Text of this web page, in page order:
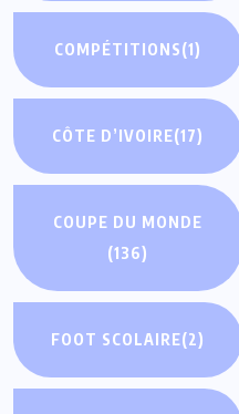
COMPÉTITIONS(1)
CÔTE D’IVOIRE(17)
COUPE DU MONDE
(136)
FOOT SCOLAIRE(2)